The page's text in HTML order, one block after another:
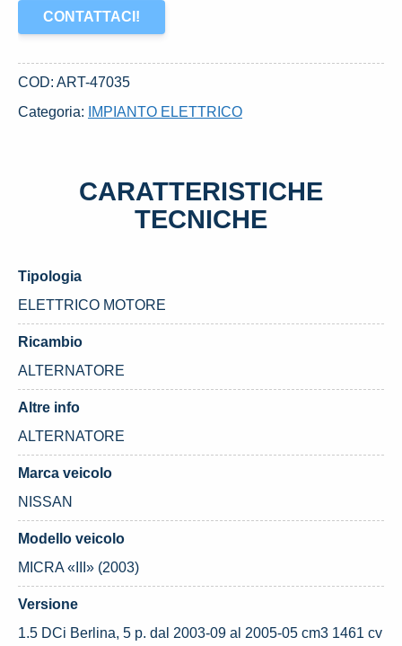
CONTATTACI!
COD: ART-47035
Categoria:
IMPIANTO ELETTRICO
CARATTERISTICHE
TECNICHE
Tipologia
ELETTRICO MOTORE
Ricambio
ALTERNATORE
Altre info
ALTERNATORE
Marca veicolo
NISSAN
Modello veicolo
MICRA «III» (2003)
Versione
1.5 DCi Berlina, 5 p. dal 2003-09 al 2005-05 cm3 1461 cv